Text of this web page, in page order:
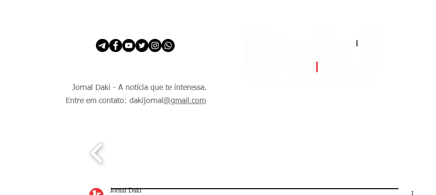
Jornal Daki - A notícia que te interessa.
Entre em contato: dakijornal @gmail.com
Jornal Daki